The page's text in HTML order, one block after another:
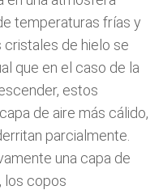
temperaturas frías y
cristales de hielo se
que en el caso de la
estos
de aire más cálido,
parcialmente.
una capa de
los copos